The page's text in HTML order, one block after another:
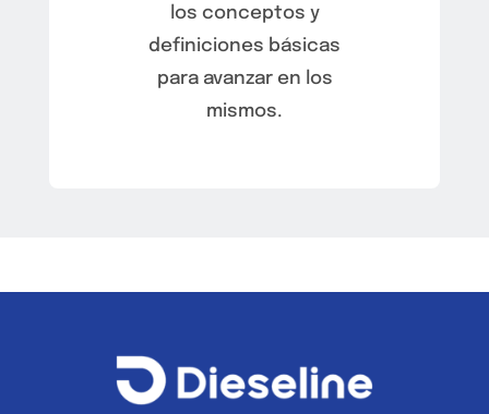
los conceptos y
definiciones básicas
para avanzar en los
mismos.